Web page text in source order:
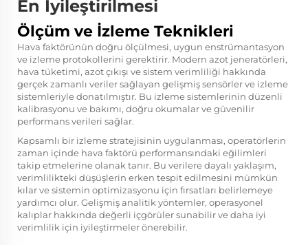
En İyileştirilmesi
Ölçüm ve İzleme Teknikleri
Hava faktörünün doğru ölçülmesi, uygun enstrümantasyon
ve izleme protokollerini gerektirir. Modern azot jeneratörleri,
hava tüketimi, azot çıkışı ve sistem verimliliği hakkında
gerçek zamanlı veriler sağlayan gelişmiş sensörler ve izleme
sistemleriyle donatılmıştır. Bu izleme sistemlerinin düzenli
kalibrasyonu ve bakımı, doğru okumalar ve güvenilir
performans verileri sağlar.
Kapsamlı bir izleme stratejisinin uygulanması, operatörlerin
zaman içinde hava faktörü performansındaki eğilimleri
takip etmelerine olanak tanır. Bu verilere dayalı yaklaşım,
verimlilikteki düşüşlerin erken tespit edilmesini mümkün
kılar ve sistemin optimizasyonu için fırsatları belirlemeye
yardımcı olur. Gelişmiş analitik yöntemler, operasyonel
kalıplar hakkında değerli içgörüler sunabilir ve daha iyi
verimlilik için iyileştirmeler önerebilir.